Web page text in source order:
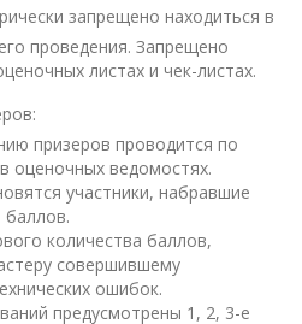
запрещено находиться в
проведения. Запрещено
листах и чек-листах.
призеров проводится по
оценочных ведомостях.
участники, набравшие
баллов.
количества баллов,
совершившему
ошибок.
предусмотрены 1, 2, 3-е